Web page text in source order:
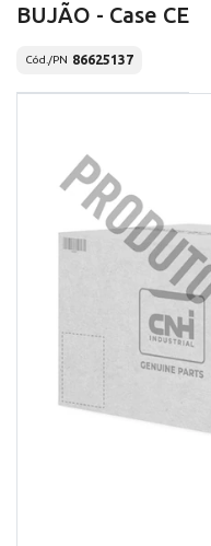
BUJÃO - Case CE
Cód./PN 86625137